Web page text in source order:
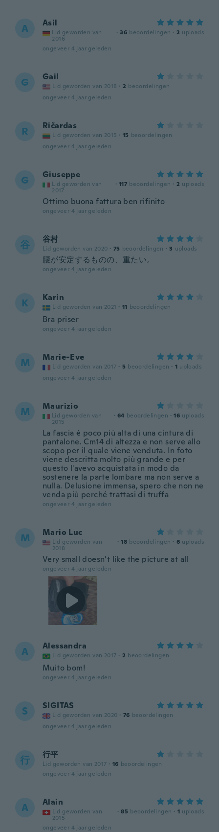
A Asil
Lid geworden van
2016
· 36 beoordelingen · 2 uploads
ongeveer 4 jaar geleden
G Gail
Lid geworden van 2018 · 2 beoordelingen
ongeveer 4 jaar geleden
R Ričardas
Lid geworden van 2015 · 15 beoordelingen
ongeveer 4 jaar geleden
G Giuseppe
Lid geworden van
2017
· 117 beoordelingen · 2 uploads
Ottimo buona fattura ben rifinito
ongeveer 4 jaar geleden
谷 谷村
Lid geworden van 2020 · 75 beoordelingen · 3 uploads
腰が安定するものの、重たい。
ongeveer 4 jaar geleden
K Karin
Lid geworden van 2021 · 11 beoordelingen
Bra priser
ongeveer 4 jaar geleden
M Marie-Eve
Lid geworden van 2017 · 5 beoordelingen · 1 uploads
ongeveer 4 jaar geleden
M Maurizio
Lid geworden van
2015
· 64 beoordelingen · 16 uploads
La fascia è poco più alta di una cintura di
pantalone. Cm14 di altezza e non serve allo
scopo per il quale viene venduta. In foto
viene descritta molto più grande e per
questo l'avevo acquistata in modo da
sostenere la parte lombare ma non serve a
nulla. Delusione immensa, spero che non ne
venda più perché trattasi di truffa
ongeveer 4 jaar geleden
M Mario Luc
Lid geworden van
2018
· 18 beoordelingen · 6 uploads
Very small doesn’t like the picture at all
ongeveer 4 jaar geleden
A Alessandra
Lid geworden van 2017 · 2 beoordelingen
Muito bom!
ongeveer 4 jaar geleden
S SIGITAS
Lid geworden van 2020 · 76 beoordelingen
ongeveer 4 jaar geleden
行 行平
Lid geworden van 2017 · 16 beoordelingen
ongeveer 4 jaar geleden
A Alain
Lid geworden van
2015
· 85 beoordelingen · 1 uploads
ongeveer 4 jaar geleden